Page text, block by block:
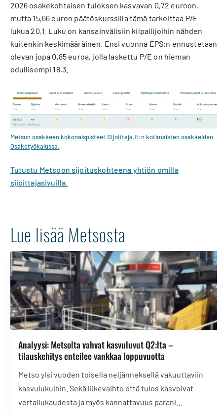
2026 osakekohtaisen tuloksen kasvavan 0,72 euroon,
mutta 15,66 euron päätöskurssilla tämä tarkoittaa P/E-
lukua 20,1. Luku on kansainvälisiin kilpailijoihin nähden
kuitenkin keskimääräinen. Ensi vuonna EPS:n ennustetaan
olevan jopa 0,85 euroa, jolla laskettu P/E on hieman
edullisempi 18,3.
Metson osakkeen kokonaispisteet Sijoittaja.fi:n kotimaisten osakkeiden
Osaketyökalussa.
Tutustu Metsoon sijoituskohteena yhtiön omilla
sijoittajasivuilla.
Lue lisää Metsosta
Analyysi: Metsolta vahvat kasvuluvut Q2:lta –
tilauskehitys enteilee vankkaa loppuvuotta
Metso ylsi vuoden toisella neljänneksellä vakuuttaviin
kasvulukuihin. Sekä liikevaihto että tulos kasvoivat
vertailukaudesta ja myös kannattavuus parani